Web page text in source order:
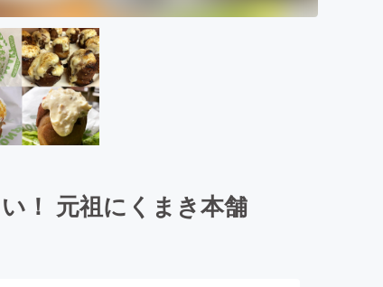
！ 元祖にくまき本舗